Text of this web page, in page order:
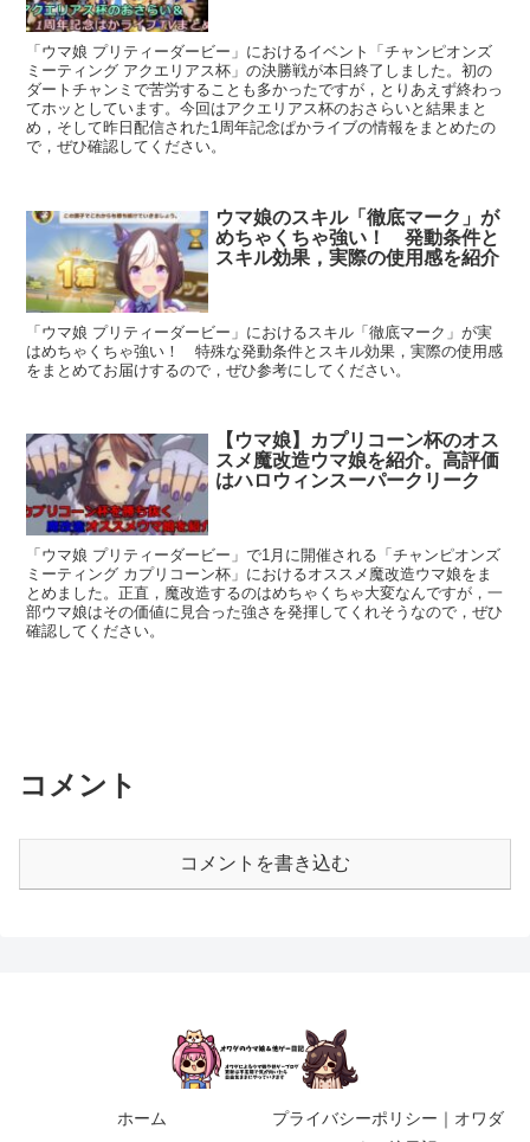
「ウマ娘 プリティーダービー」におけるイベント「チャンピオンズ
ミーティング アクエリアス杯」の決勝戦が本日終了しました。初の
ダートチャンミで苦労することも多かったですが，とりあえず終わっ
てホッとしています。今回はアクエリアス杯のおさらいと結果まと
め，そして昨日配信された1周年記念ぱかライブの情報をまとめたの
で，ぜひ確認してください。
ウマ娘のスキル「徹底マーク」が
めちゃくちゃ強い！ 発動条件と
スキル効果，実際の使用感を紹介
「ウマ娘 プリティーダービー」におけるスキル「徹底マーク」が実
はめちゃくちゃ強い！ 特殊な発動条件とスキル効果，実際の使用感
をまとめてお届けするので，ぜひ参考にしてください。
【ウマ娘】カプリコーン杯のオス
スメ魔改造ウマ娘を紹介。高評価
はハロウィンスーパークリーク
「ウマ娘 プリティーダービー」で1月に開催される「チャンピオンズ
ミーティング カプリコーン杯」におけるオススメ魔改造ウマ娘をま
とめました。正直，魔改造するのはめちゃくちゃ大変なんですが，一
部ウマ娘はその価値に見合った強さを発揮してくれそうなので，ぜひ
確認してください。
コメント
コメントを書き込む
ホーム
プライバシーポリシー｜オワダ